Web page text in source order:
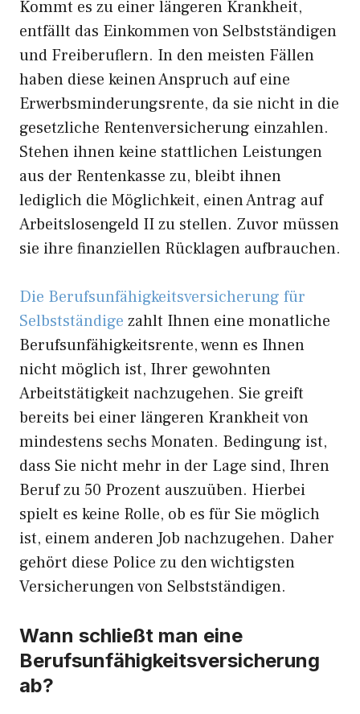
Kommt es zu einer längeren Krankheit,
entfällt das Einkommen von Selbstständigen
und Freiberuflern. In den meisten Fällen
haben diese keinen Anspruch auf eine
Erwerbsminderungsrente, da sie nicht in die
gesetzliche Rentenversicherung einzahlen.
Stehen ihnen keine stattlichen Leistungen
aus der Rentenkasse zu, bleibt ihnen
lediglich die Möglichkeit, einen Antrag auf
Arbeitslosengeld II zu stellen. Zuvor müssen
sie ihre finanziellen Rücklagen aufbrauchen.
Die Berufsunfähigkeitsversicherung für
Selbstständige zahlt Ihnen eine monatliche
Berufsunfähigkeitsrente, wenn es Ihnen
nicht möglich ist, Ihrer gewohnten
Arbeitstätigkeit nachzugehen. Sie greift
bereits bei einer längeren Krankheit von
mindestens sechs Monaten. Bedingung ist,
dass Sie nicht mehr in der Lage sind, Ihren
Beruf zu 50 Prozent auszuüben. Hierbei
spielt es keine Rolle, ob es für Sie möglich
ist, einem anderen Job nachzugehen. Daher
gehört diese Police zu den wichtigsten
Versicherungen von Selbstständigen.
Wann schließt man eine
Berufsunfähigkeitsversicherung
ab?